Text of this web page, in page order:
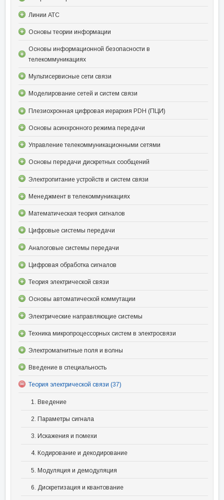
Линии АТС
Основы теории информации
Основы информационной безопасности в
телекоммуникациях
Мультисервисные сети связи
Моделирование сетей и систем связи
Плезиохронная цифровая иерархия PDH (ПЦИ)
Основы асинхронного режима передачи
Управление телекоммуникационными сетями
Основы передачи дискретных сообщений
Электропитание устройств и систем связи
Менеджмент в телекоммуникациях
Математическая теория сигналов
Цифровые системы передачи
Аналоговые системы передачи
Цифровая обработка сигналов
Теория электрической связи
Основы автоматической коммутации
Электрические направляющие системы
Техника микропроцессорных систем в электросвязи
Электромагнитные поля и волны
Введение в специальность
Теория электрической связи (37)
1. Введение
2. Параметры сигнала
3. Искажения и помехи
4. Кодирование и декодирование
5. Модуляция и демодуляция
6. Дискретизация и квантование